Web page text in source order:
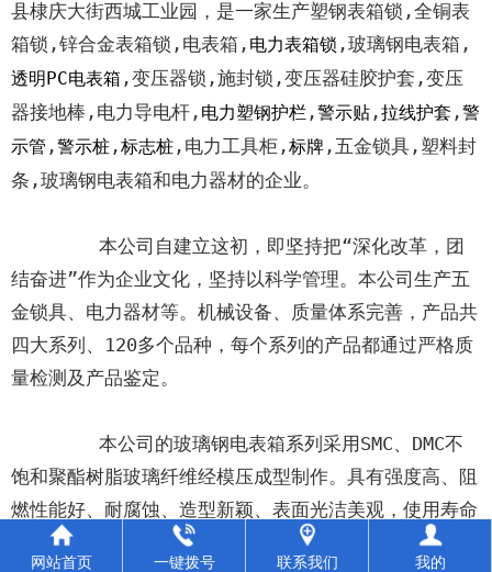
县棣庆大街西城工业园，是一家生产塑钢表箱锁,全铜表
箱锁,锌合金表箱锁,电表箱, 电力表箱锁 ,玻璃钢电表箱,
透明PC电表箱 ,变压器锁,施封锁,变压器硅胶护套,变压
器接地棒,电力导电杆, 电力塑钢护栏 ,警示贴 ,拉线护套 ,警
示管 ,警示桩 ,标志桩 ,电力工具柜,标牌 ,五金锁具,塑料封
条,玻璃钢电表箱和电力器材的企业。
本公司自建立这初，即坚持把“深化改革，团
结奋进”作为企业文化，坚持以科学管理。本公司生产五
金锁具、电力器材等。机械设备、质量体系完善，产品共
四大系列、120多个品种，每个系列的产品都通过严格质
量检测及产品鉴定。
本公司的玻璃钢电表箱系列采用SMC、DMC不
饱和聚酯树脂玻璃纤维经模压成型制作。具有强度高、阻
燃性能好、耐腐蚀、造型新颖、表面光洁美观，使用寿命
在室内60年以上，室外40年以上。该产品应用于住宅建
网站首页 一键拨号 联系我们 我的